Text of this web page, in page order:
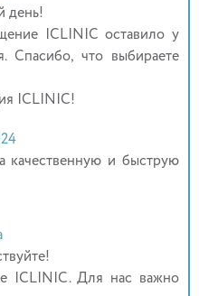
день!
ICLINIC оставило у
Спасибо, что выбираете
ICLINIC!
качественную и быструю
ICLINIC. Для нас важно